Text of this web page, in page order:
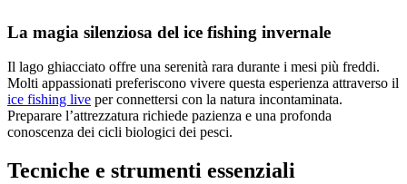
La magia silenziosa del ice fishing invernale
Il lago ghiacciato offre una serenità rara durante i mesi più freddi.
Molti appassionati preferiscono vivere questa esperienza attraverso il
ice fishing live per connettersi con la natura incontaminata.
Preparare l’attrezzatura richiede pazienza e una profonda
conoscenza dei cicli biologici dei pesci.
Tecniche e strumenti essenziali